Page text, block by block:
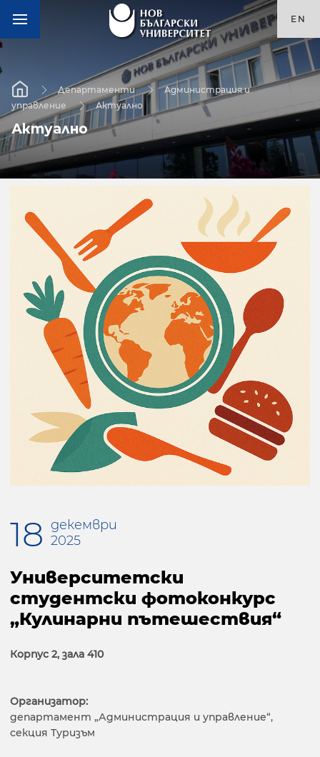
EN
Департаменти
Администрация и
управление
Актуално
Актуално
18 декември
2025
Университетски
студентски фотоконкурс
„Кулинарни пътешествия“
Корпус 2, зала 410
Организатор:
департамент „Администрация и управление“,
секция Туризъм